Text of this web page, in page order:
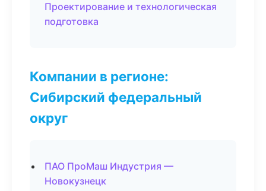
Проектирование и технологическая
подготовка
Компании в регионе:
Сибирский федеральный
округ
ПАО ПроМаш Индустрия —
Новокузнецк